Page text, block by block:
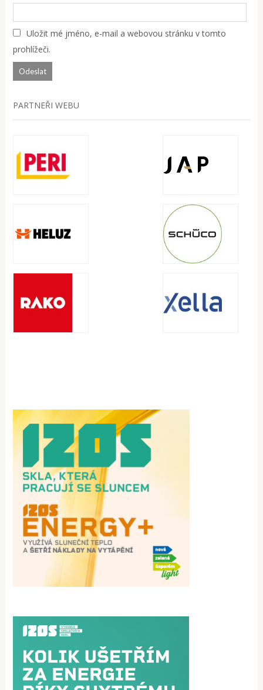
Uložit mé jméno, e-mail a webovou stránku v tomto
prohlížeči.
PARTNEŘI WEBU